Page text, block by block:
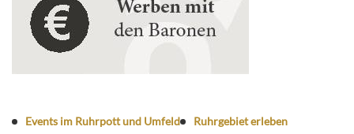
Events im Ruhrpott und Umfeld Ruhrgebiet erleben